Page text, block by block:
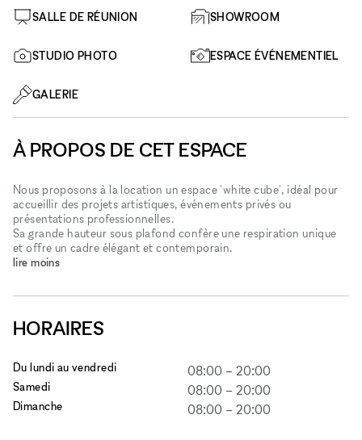
SALLE DE RÉUNION SHOWROOM
STUDIO PHOTO ESPACE ÉVÉNEMENTIEL
GALERIE
À PROPOS DE CET ESPACE
Nous proposons à la location un espace 'white cube', idéal pour
accueillir des projets artistiques, événements privés ou
présentations professionnelles.
Sa grande hauteur sous plafond confère une respiration unique
et offre un cadre élégant et contemporain.
lire moins
HORAIRES
Du lundi au vendredi 08:00 – 20:00
Samedi 08:00 – 20:00
Dimanche 08:00 – 20:00